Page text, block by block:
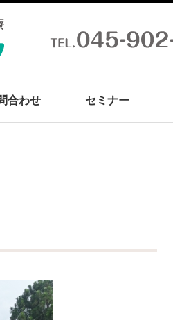
合わせ セミナー